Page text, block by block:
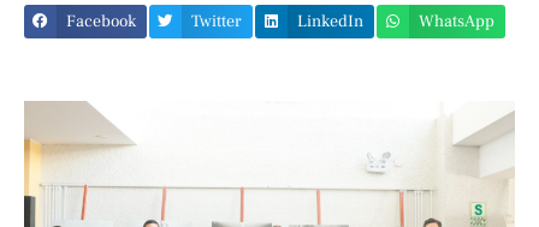
Facebook Twitter LinkedIn WhatsApp